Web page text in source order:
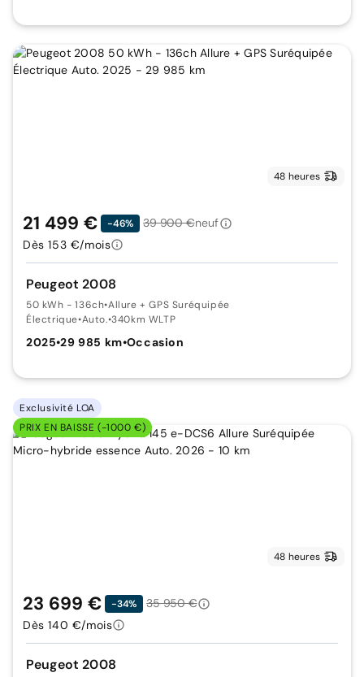
48 heures
Peugeot 2008
50 kWh - 136ch•Allure + GPS Suréquipée
Électrique•Auto.•340km WLTP
2025•29 985 km•Occasion
21 499 € -46% 39 900 €neuf
Dès 153 €/mois
Exclusivité LOA
PRIX EN BAISSE (-1000 €)
48 heures
Peugeot 2008
23 699 € -34%
35 950 €
Dès 140 €/mois